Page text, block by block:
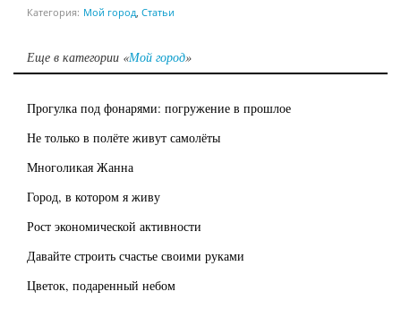
Категория: Мой город Статьи
Еще в категории «Мой город»
Прогулка под фонарями: погружение в прошлое
Не только в полёте живут самолёты
Многоликая Жанна
Город, в котором я живу
Рост экономической активности
Давайте строить счастье своими руками
Цветок, подаренный небом